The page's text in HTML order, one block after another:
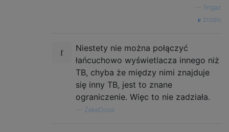
fingaz
źródło
Niestety nie można połączyć
łańcuchowo wyświetlacza innego niż
TB, chyba że między nimi znajduje
się inny TB, jest to znane
ograniczenie. Więc to nie zadziała.
ZekeDroid